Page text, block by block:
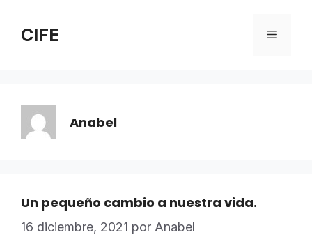
CIFE Menú
Anabel
Un pequeño cambio a nuestra vida.
16 diciembre, 2021 por Anabel